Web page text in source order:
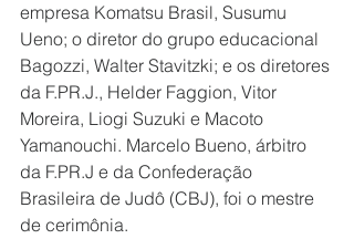
empresa Komatsu Brasil, Susumu
Ueno; o diretor do grupo educacional
Bagozzi, Walter Stavitzki; e os diretores
da F.PR.J., Helder Faggion, Vitor
Moreira, Liogi Suzuki e Macoto
Yamanouchi. Marcelo Bueno, árbitro
da F.PR.J e da Confederação
Brasileira de Judô (CBJ), foi o mestre
de cerimônia.